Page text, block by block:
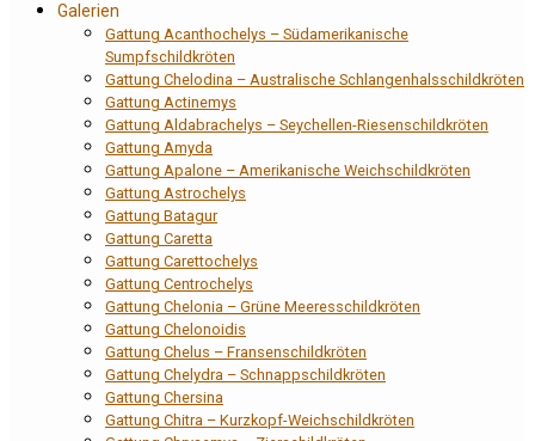
Galerien
Gattung Acanthochelys – Südamerikanische
Sumpfschildkröten
Gattung Chelodina – Australische Schlangenhalsschildkröten
Gattung Actinemys
Gattung Aldabrachelys – Seychellen-Riesenschildkröten
Gattung Amyda
Gattung Apalone – Amerikanische Weichschildkröten
Gattung Astrochelys
Gattung Batagur
Gattung Caretta
Gattung Carettochelys
Gattung Centrochelys
Gattung Chelonia – Grüne Meeresschildkröten
Gattung Chelonoidis
Gattung Chelus – Fransenschildkröten
Gattung Chelydra – Schnappschildkröten
Gattung Chersina
Gattung Chitra – Kurzkopf-Weichschildkröten